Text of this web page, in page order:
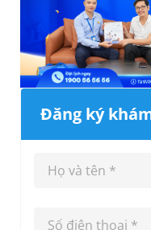
Đăng ký